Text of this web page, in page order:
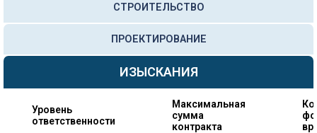
СТРОИТЕЛЬСТВО
ПРОЕКТИРОВАНИЕ
ИЗЫСКАНИЯ
Уровень
ответственности
Максимальная
сумма
контракта